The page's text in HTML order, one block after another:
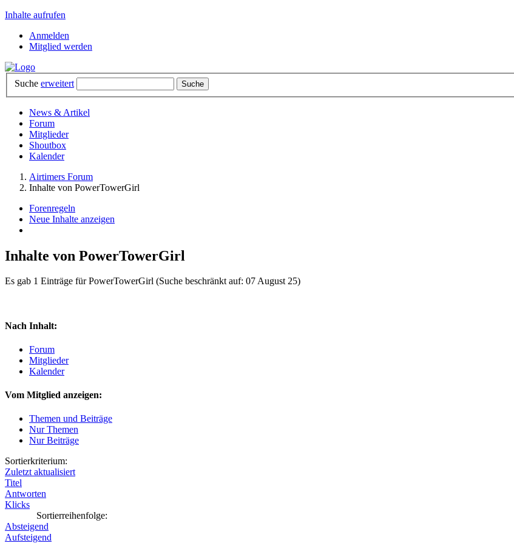
Inhalte aufrufen
Anmelden
Mitglied werden
Suche erweitert
News & Artikel
Forum
Mitglieder
Shoutbox
Kalender
Airtimers Forum
Inhalte von PowerTowerGirl
Forenregeln
Neue Inhalte anzeigen
Inhalte von PowerTowerGirl
Es gab 1 Einträge für PowerTowerGirl (Suche beschränkt auf: 07 August 25)
Nach Inhalt:
Forum
Mitglieder
Kalender
Vom Mitglied anzeigen:
Themen und Beiträge
Nur Themen
Nur Beiträge
Sortierkriterium:
Zuletzt aktualisiert
Titel
Antworten
Klicks
Sortierreihenfolge:
Absteigend
Aufsteigend